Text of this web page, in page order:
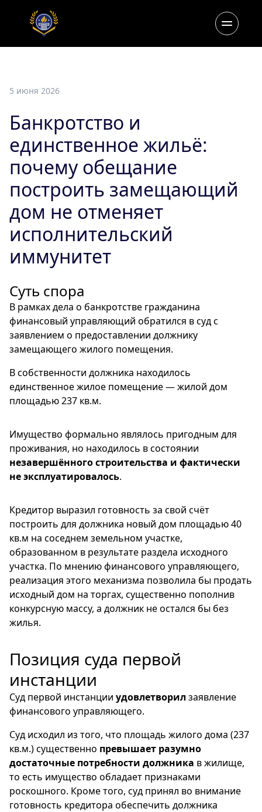
5 июня 2026
Банкротство и
единственное жильё:
почему обещание
построить замещающий
дом не отменяет
исполнительский
иммунитет
Суть спора
В рамках дела о банкротстве гражданина
финансовый управляющий обратился в суд с
заявлением о предоставлении должнику
замещающего жилого помещения.
В собственности должника находилось
единственное жилое помещение — жилой дом
площадью 237 кв.м.
Имущество формально являлось пригодным для
проживания, но находилось в состоянии
незавершённого строительства и фактически
не эксплуатировалось.
Кредитор выразил готовность за свой счёт
построить для должника новый дом площадью 40
кв.м на соседнем земельном участке,
образованном в результате раздела исходного
участка. По мнению финансового управляющего,
реализация этого механизма позволила бы продать
исходный дом на торгах, существенно пополнив
конкурсную массу, а должник не остался бы без
жилья.
Позиция суда первой
инстанции
Суд первой инстанции удовлетворил заявление
финансового управляющего.
Суд исходил из того, что площадь жилого дома (237
кв.м.) существенно превышает разумно
достаточные потребности должника в жилище,
то есть имущество обладает признаками
роскошного. Кроме того, суд принял во внимание
готовность кредитора обеспечить должника